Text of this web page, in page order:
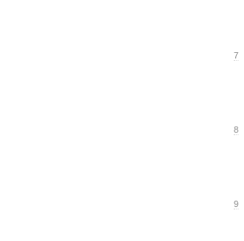
7
8
9